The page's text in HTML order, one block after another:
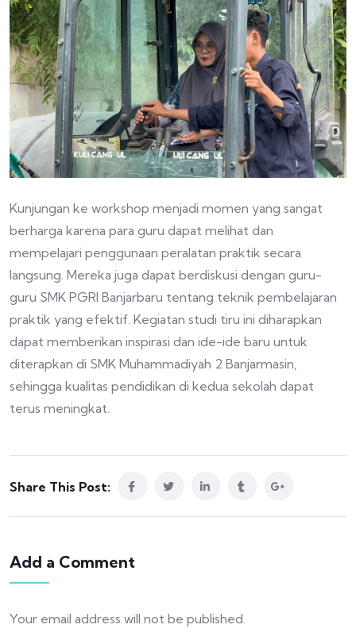
Kunjungan ke workshop menjadi momen yang sangat
berharga karena para guru dapat melihat dan
mempelajari penggunaan peralatan praktik secara
langsung. Mereka juga dapat berdiskusi dengan guru-
guru SMK PGRI Banjarbaru tentang teknik pembelajaran
praktik yang efektif. Kegiatan studi tiru ini diharapkan
dapat memberikan inspirasi dan ide-ide baru untuk
diterapkan di SMK Muhammadiyah 2 Banjarmasin,
sehingga kualitas pendidikan di kedua sekolah dapat
terus meningkat.
Share This Post:
Add a Comment
Your email address will not be published.